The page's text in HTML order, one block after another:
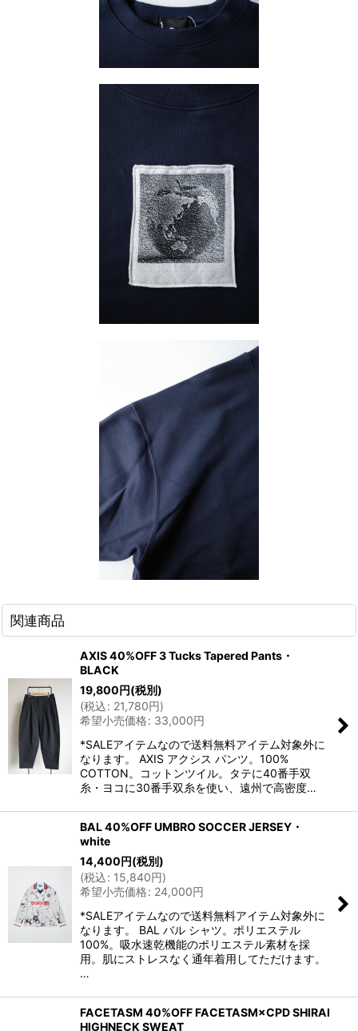
関連商品
AXIS 40%OFF 3 Tucks Tapered Pants・
BLACK
19,800円(税別)
(税込: 21,780円)
希望小売価格: 33,000円
*SALEアイテムなので送料無料アイテム対象外に
なります。 AXIS アクシス パンツ。100%
COTTON。コットンツイル。タテに40番手双
糸・ヨコに30番手双糸を使い、遠州で高密度…
BAL 40%OFF UMBRO SOCCER JERSEY・
white
14,400円(税別)
(税込: 15,840円)
希望小売価格: 24,000円
*SALEアイテムなので送料無料アイテム対象外に
なります。 BAL バル シャツ。ポリエステル
100%。吸水速乾機能のポリエステル素材を採
用。肌にストレスなく通年着用してただけます。
…
FACETASM 40%OFF FACETASM×CPD SHIRAI
HIGHNECK SWEAT